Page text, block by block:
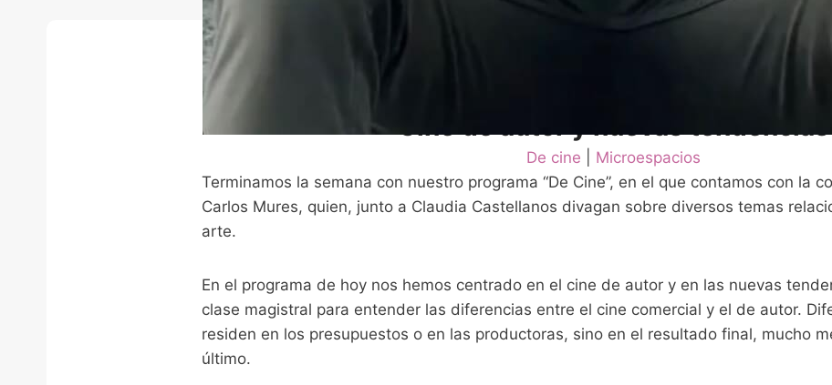
“DE CINE” – CON CARLOS MURES Y CLAUDIA
Cine de autor y nuevas tendencias
De cine
Microespacios
Terminamos la semana con nuestro programa “De Cine”, en el que contamos con la
Carlos Mures, quien, junto a Claudia Castellanos divagan sobre diversos temas
arte.
En el programa de hoy nos hemos centrado en el cine de autor y en las nuevas
clase magistral para entender las diferencias entre el cine comercial y el de autor.
residen en los presupuestos o en las productoras, sino en el resultado final, mucho
último.